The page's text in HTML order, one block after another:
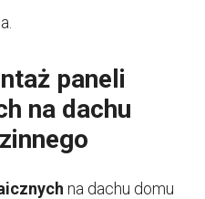
paneli
na dachu
na dachu domu